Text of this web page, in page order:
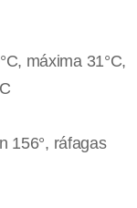
máxima 31°C,
156°, ráfagas